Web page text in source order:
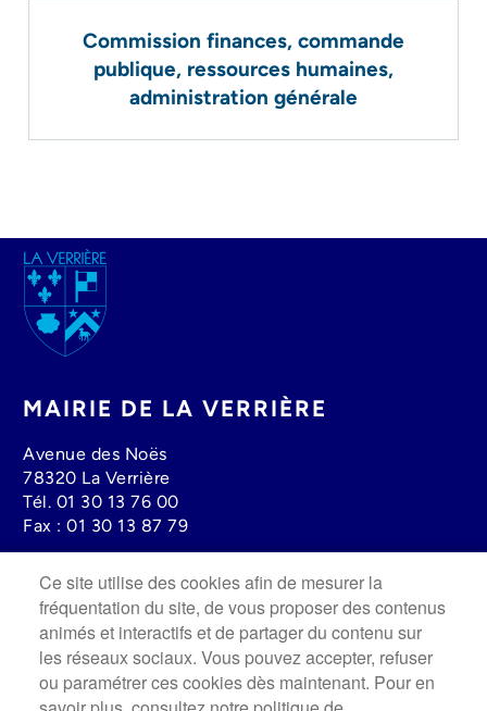
Commission finances, commande
publique, ressources humaines,
administration générale
Image
MAIRIE DE LA VERRIÈRE
Avenue des Noës
78320 La Verrière
Tél. 01 30 13 76 00
Fax : 01 30 13 87 79
Lundi au mercredi : 08h30 à 12h00 - 13h30 à 17h30
Jeudi : 13h30 à 19h00
Vendredi : 8h30 à 12h00 - 13h30 à 17h
Fermée le Samedi.
Ce site utilise des cookies afin de mesurer la
fréquentation du site, de vous proposer des contenus
animés et interactifs et de partager du contenu sur
les réseaux sociaux. Vous pouvez accepter, refuser
ou paramétrer ces cookies dès maintenant. Pour en